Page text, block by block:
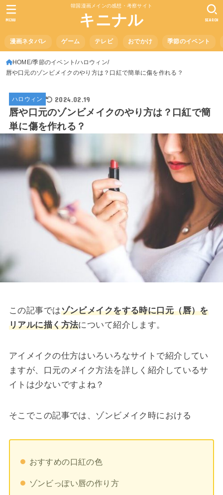
韓国漫画メインの感想・考察サイト
キニナル
漫画ネタバレ ゲーム テレビ おでかけ 季節のイベント
SEARCH
MENU
HOME 季節のイベント ハロウィン
唇や口元のゾンビメイクのやり方は？口紅で簡単に傷を作れる？
ハロウィン 2024.02.19
唇や口元のゾンビメイクのやり方は？口紅で簡
単に傷を作れる？
この記事ではゾンビメイクをする時に口元（唇）を
リアルに描く方法について紹介します。
アイメイクの仕方はいろいろなサイトで紹介してい
ますが、口元のメイク方法を詳しく紹介しているサ
イトは少ないですよね？
そこでこの記事では、ゾンビメイク時における
おすすめの口紅の色
ゾンビっぽい唇の作り方